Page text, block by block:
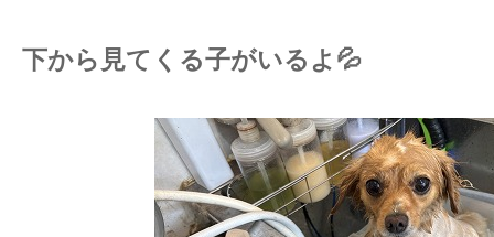
下から見てくる子がいるよ💦